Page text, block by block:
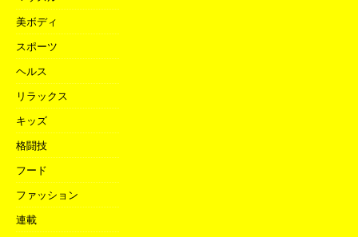
美ボディ
スポーツ
ヘルス
リラックス
キッズ
格闘技
フード
ファッション
連載